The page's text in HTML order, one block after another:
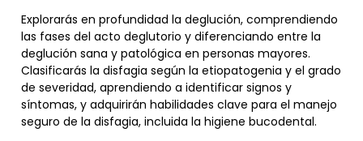
Explorarás en profundidad la deglución, comprendiendo
las fases del acto deglutorio y diferenciando entre la
deglución sana y patológica en personas mayores.
Clasificarás la disfagia según la etiopatogenia y el grado
de severidad, aprendiendo a identificar signos y
síntomas, y adquirirán habilidades clave para el manejo
seguro de la disfagia, incluida la higiene bucodental.